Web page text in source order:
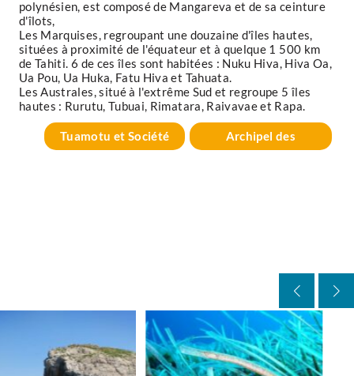
polynésien, est composé de Mangareva et de sa ceinture
d'îlots,
Les Marquises, regroupant une douzaine d'îles hautes,
situées à proximité de l'équateur et à quelque 1 500 km
de Tahiti. 6 de ces îles sont habitées : Nuku Hiva, Hiva Oa,
Ua Pou, Ua Huka, Fatu Hiva et Tahuata.
Les Australes, situé à l'extrême Sud et regroupe 5 îles
hautes : Rurutu, Tubuai, Rimatara, Raivavae et Rapa.
Tuamotu et Société
Archipel des